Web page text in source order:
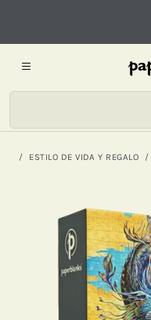
ESTILO DE VIDA Y REGALO